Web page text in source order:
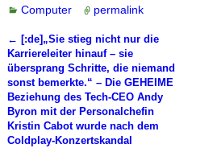
Computer permalink
Artikelnavigation
← [:de]„Sie stieg nicht nur die
Karriereleiter hinauf – sie
übersprang Schritte, die niemand
sonst bemerkte.“ – Die GEHEIME
Beziehung des Tech-CEO Andy
Byron mit der Personalchefin
Kristin Cabot wurde nach dem
Coldplay-Konzertskandal